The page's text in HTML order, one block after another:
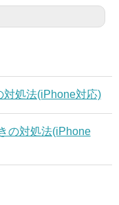
対処法(iPhone対応)
の対処法(iPhone